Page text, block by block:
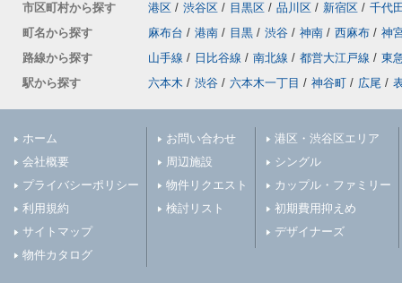
市区町村から探す 港区 / 渋谷区 / 目黒区 / 品川区 / 新宿区 / 千代
町名から探す
麻布台 / 港南 / 目黒 / 渋谷 / 神南 / 西麻布 / 神
路線から探す
山手線 / 日比谷線 / 南北線 / 都営大江戸線 / 東
駅から探す
六本木 / 渋谷 / 六本木一丁目 / 神谷町 / 広尾 /
ホーム
会社概要
プライバシーポリシー
利用規約
サイトマップ
物件カタログ
お問い合わせ
周辺施設
物件リクエスト
検討リスト
港区・渋谷区エリア
シングル
カップル・ファミリー
初期費用抑えめ
デザイナーズ